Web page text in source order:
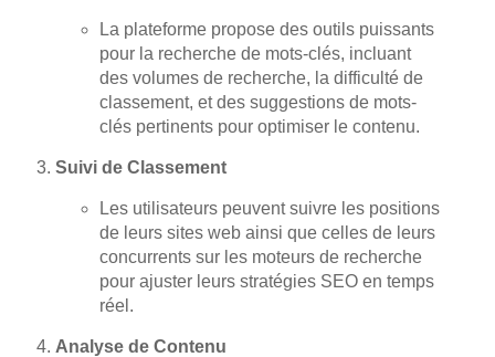
La plateforme propose des outils puissants
pour la recherche de mots-clés, incluant
des volumes de recherche, la difficulté de
classement, et des suggestions de mots-
clés pertinents pour optimiser le contenu.
Suivi de Classement
Les utilisateurs peuvent suivre les positions
de leurs sites web ainsi que celles de leurs
concurrents sur les moteurs de recherche
pour ajuster leurs stratégies SEO en temps
réel.
Analyse de Contenu